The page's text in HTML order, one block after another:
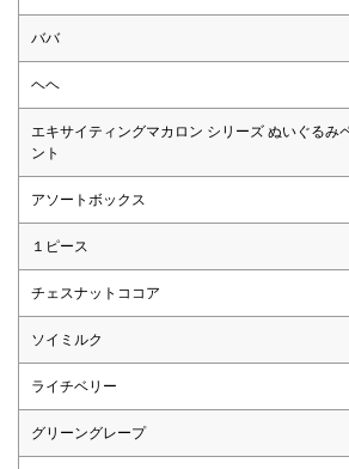
ババ
ヘヘ
エキサイティングマカロン シリーズ ぬいぐるみ
ント
アソートボックス
１ピース
チェスナットココア
ソイミルク
ライチベリー
グリーングレープ